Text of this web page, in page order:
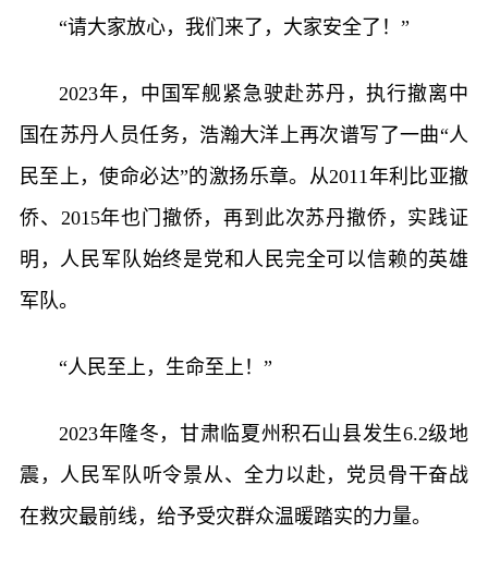
“请大家放心，我们来了，大家安全了！”
2023年，中国军舰紧急驶赴苏丹，执行撤离中
国在苏丹人员任务，浩瀚大洋上再次谱写了一曲“人
民至上，使命必达”的激扬乐章。从2011年利比亚撤
侨、2015年也门撤侨，再到此次苏丹撤侨，实践证
明，人民军队始终是党和人民完全可以信赖的英雄
军队。
“人民至上，生命至上！”
2023年隆冬，甘肃临夏州积石山县发生6.2级地
震，人民军队听令景从、全力以赴，党员骨干奋战
在救灾最前线，给予受灾群众温暖踏实的力量。